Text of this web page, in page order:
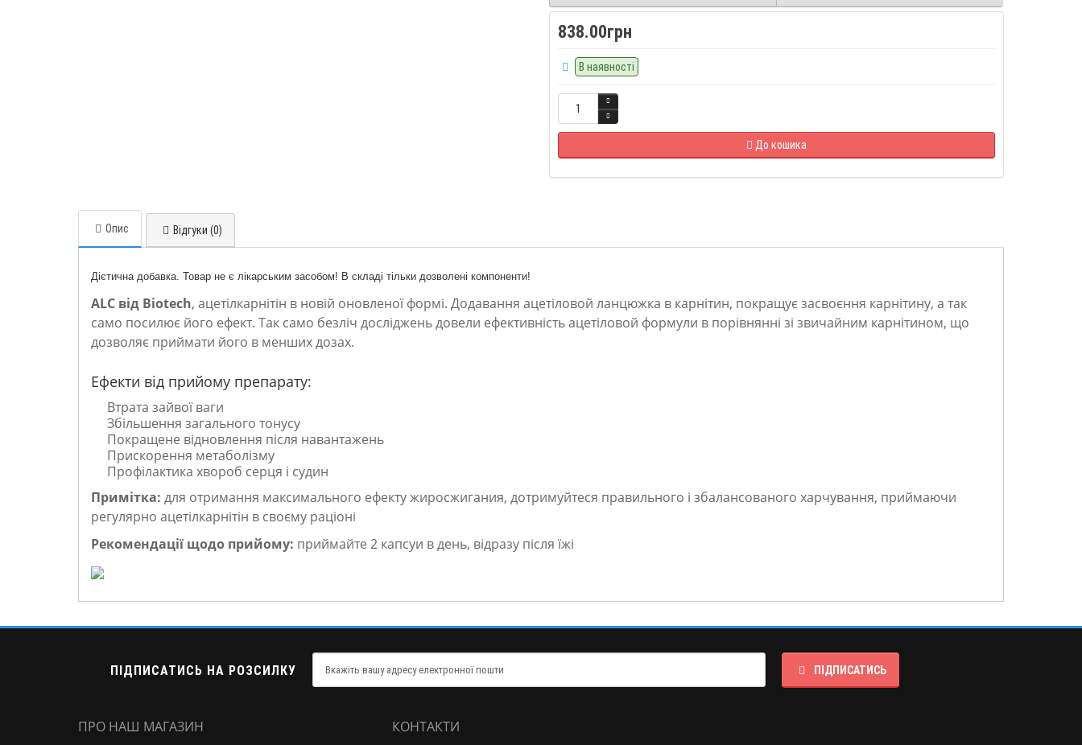
838.00грн
В наявності
До кошика
Опис Відгуки (0)
Дієтична добавка. Товар не є лікарським засобом! В складі тільки дозволені компоненти!
АLC від Biotech, ацетілкарнітін в новій оновленої формі. Додавання ацетіловой ланцюжка в карнітин, покращує засвоєння карнітину, а так
само посилює його ефект. Так само безліч досліджень довели ефективність ацетіловой формули в порівнянні зі звичайним карнітином, що
дозволяє приймати його в менших дозах.
Ефекти від прийому препарату:
Втрата зайвої ваги
Збільшення загального тонусу
Покращене відновлення після навантажень
Прискорення метаболізму
Профілактика хвороб серця і судин
Примітка: для отримання максимального ефекту жиросжигания, дотримуйтеся правильного і збалансованого харчування, приймаючи
регулярно ацетілкарнітін в своєму раціоні
Рекомендації щодо прийому: приймайте 2 капсуи в день, відразу після їжі
ПІДПИСАТИСЬ НА РОЗСИЛКУ ПІДПИСАТИСЬ
ПРО НАШ МАГАЗИН КОНТАКТИ